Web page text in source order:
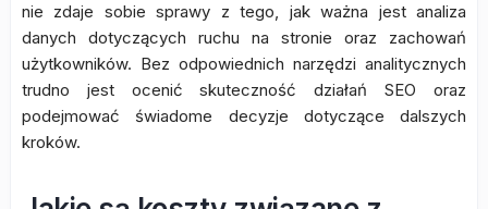
nie zdaje sobie sprawy z tego, jak ważna jest analiza
danych dotyczących ruchu na stronie oraz zachowań
użytkowników. Bez odpowiednich narzędzi analitycznych
trudno jest ocenić skuteczność działań SEO oraz
podejmować świadome decyzje dotyczące dalszych
kroków.